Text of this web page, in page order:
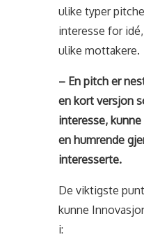
ulike typer
interesse for
ulike mottakere.
– En pitch er
en kort versjon
interesse,
en humrende
interesserte.
De viktigste
kunne
i: